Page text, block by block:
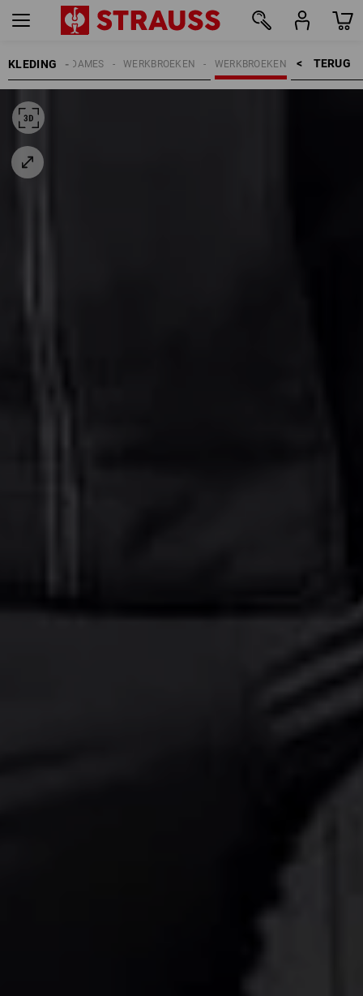
KLEDING TERUG    >
WERKBROEKEN
WERKBROEKEN
DAMES